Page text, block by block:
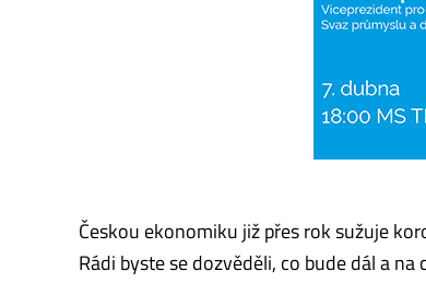
Českou ekonomiku již přes rok sužuje
Rádi byste se dozvěděli, co bude dál a na